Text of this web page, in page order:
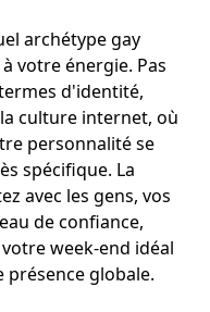
archétype gay
votre énergie. Pas
d'identité,
culture internet, où
personnalité se
spécifique. La
avec les gens, vos
de confiance,
week-end idéal
globale.